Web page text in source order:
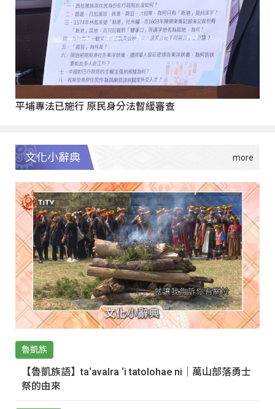
平埔專法已施行 原民身分法暫緩審查
文化小辭典
魯凱族
【魯凱族語】ta‘avalra ‘i tatolohae ni｜萬山部落勇士
祭的由來